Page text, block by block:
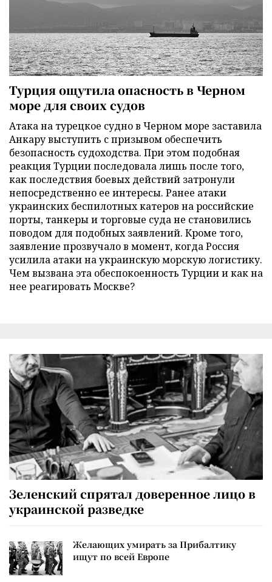
Турция ощутила опасность в Черном
море для своих судов
Атака на турецкое судно в Черном море заставила
Анкару выступить с призывом обеспечить
безопасность судоходства. При этом подобная
реакция Турции последовала лишь после того,
как последствия боевых действий затронули
непосредственно ее интересы. Ранее атаки
украинских беспилотных катеров на российские
порты, танкеры и торговые суда не становились
поводом для подобных заявлений. Кроме того,
заявление прозвучало в момент, когда Россия
усилила атаки на украинскую морскую логистику.
Чем вызвана эта обеспокоенность Турции и как на
нее реагировать Москве?
Зеленский спрятал доверенное лицо в
украинской разведке
Желающих умирать за Прибалтику
ищут по всей Европе